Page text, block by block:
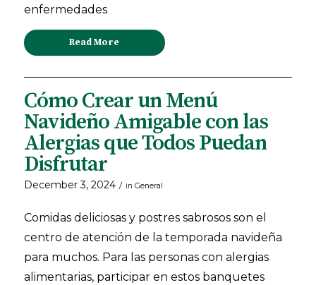
enfermedades
Read More
Cómo Crear un Menú
Navideño Amigable con las
Alergias que Todos Puedan
Disfrutar
December 3, 2024 / in General
Comidas deliciosas y postres sabrosos son el
centro de atención de la temporada navideña
para muchos. Para las personas con alergias
alimentarias, participar en estos banquetes